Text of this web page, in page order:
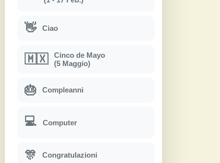
👋 Ciao
🇲🇽
Cinco de Mayo
(5 Maggio)
🎂 Compleanni
💻 Computer
🎊 Congratulazioni